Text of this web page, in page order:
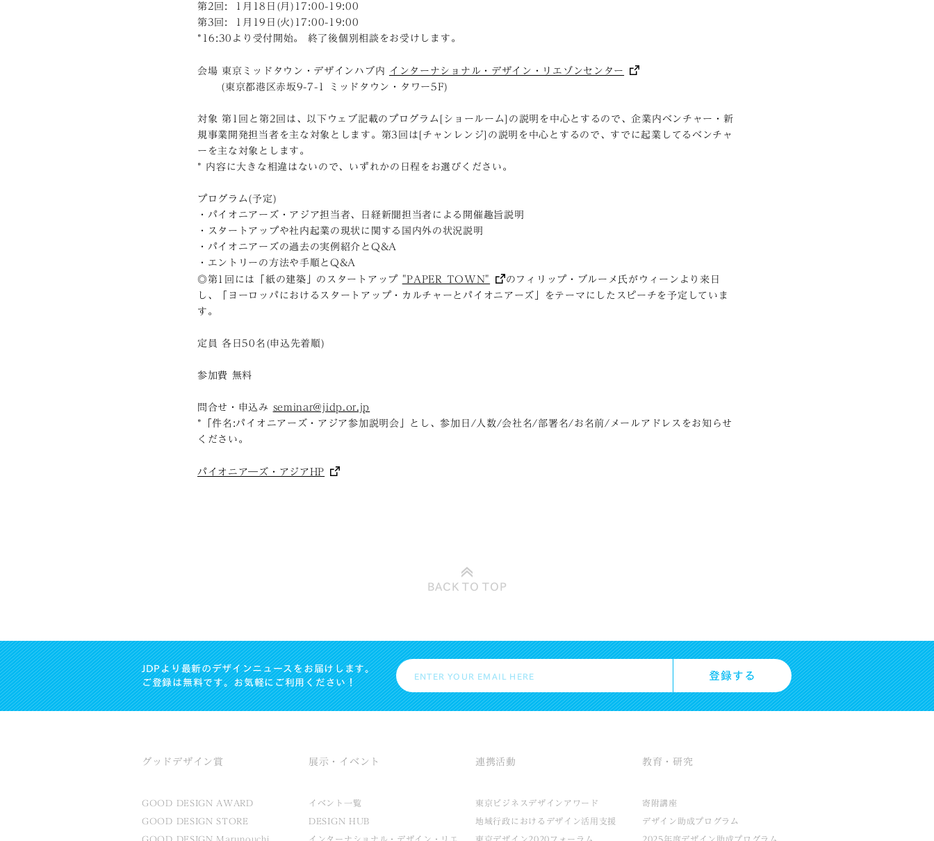
第2回: 1月18日(月)17:00-19:00
第3回: 1月19日(火)17:00-19:00
*16:30より受付開始。 終了後個別相談をお受けします。
会場 東京ミッドタウン・デザインハブ内 インターナショナル・デザイン・リエゾンセンター
(東京都港区赤坂9-7-1 ミッドタウン・タワー5F)
対象 第1回と第2回は、以下ウェブ記載のプログラム[ショールーム]の説明を中心とするので、企業内ベンチャー・新
規事業開発担当者を主な対象とします。第3回は[チャンレンジ]の説明を中心とするので、すでに起業してるベンチャ
ーを主な対象とします。
* 内容に大きな相違はないので、いずれかの日程をお選びください。
プログラム(予定)
・パイオニアーズ・アジア担当者、日経新聞担当者による開催趣旨説明
・スタートアップや社内起業の現状に関する国内外の状況説明
・パイオニアーズの過去の実例紹介とQ&A
・エントリーの方法や手順とQ&A
◎第1回には「紙の建築」のスタートアップ "PAPER TOWN"
のフィリップ・ブルーメ氏がウィーンより来日
し、「ヨーロッパにおけるスタートアップ・カルチャーとパイオニアーズ」をテーマにしたスピーチを予定していま
す。
定員 各日50名(申込先着順)
参加費 無料
問合せ・申込み seminar@jidp.or.jp
*「件名:パイオニアーズ・アジア参加説明会」とし、参加日/人数/会社名/部署名/お名前/メールアドレスをお知らせ
ください。
パイオニア―ズ・アジアHP
BACK TOTOP
JDPより最新のデザインニュースをお届けします。
ご登録は無料です。お気軽にご利用ください！
グッドデザイン賞
GOOD DESIGN AWARD
GOOD DESIGN STORE
GOOD DESIGN Marunouchi
展示・イベント
イベント一覧
DESIGN HUB
インターナショナル・デザイン・リエ
連携活動
東京ビジネスデザインアワード
地域行政におけるデザイン活用支援
東京デザイン2020フォーラム
教育・研究
寄附講座
デザイン助成プログラム
2025年度デザイン助成プログラム